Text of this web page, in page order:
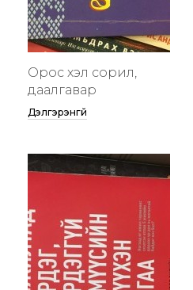
Орос хэл сорил,
даалгавар
Дэлгэрэнгүй